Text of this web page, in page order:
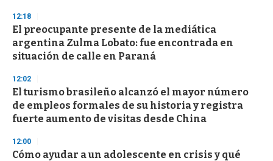
12:18
El preocupante presente de la mediática
argentina Zulma Lobato: fue encontrada en
situación de calle en Paraná
12:02
El turismo brasileño alcanzó el mayor número
de empleos formales de su historia y registra
fuerte aumento de visitas desde China
12:00
Cómo ayudar a un adolescente en crisis y qué